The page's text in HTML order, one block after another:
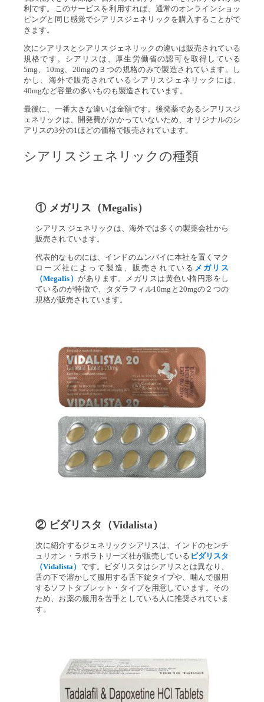
利です。このサービスを利用すれば、通常のオンラインショッ
ピングと同じ感覚でシアリスジェネリックを購入することがで
きます。
次にシアリスとシアリスジェネリックの違いは販売されている
規格です。シアリスは、厚生労働省の認可を取得している
5mg、10mg、20mgの３つの規格のみで製造されています。し
かし、海外で販売されているシアリスジェネリックには、
40mgなど容量の多いものも製造されています。
最後に、一番大きな違いは金額です。後発薬であるシアリスジ
ェネリックは、開発費がかかっていないため、オリジナルのシ
アリスの3分の1ほどの価格で販売されています。
シアリスジェネリックの種類
① メガリス（Megalis）
シアリス ジェネリックは、海外では多くの製薬会社から
販売されています。
代表的なものには、インドのムンバイに本社を置くマク
ローズ社によって製造、販売されている メガリス
（Megalis）があります。メガリスは黄色い楕円形をし
ているのが特徴で、タダラフィル10mgと20mgの２つの
規格が販売されています。
② ビダリスタ（Vidalista）
次に紹介するジェネリックシアリスは、インドのセンチ
ュリオン・ラボラトリーズ社が販売している ビダリスタ
（Vidalista） です。ビダリスタはシアリスとは異なり、
舌の下で溶かして服用する舌下錠タイプや、噛んで服用
するソフトタブレット・タイプを用意しています。その
ため、お薬の服用を苦手としている人に推奨されていま
す。